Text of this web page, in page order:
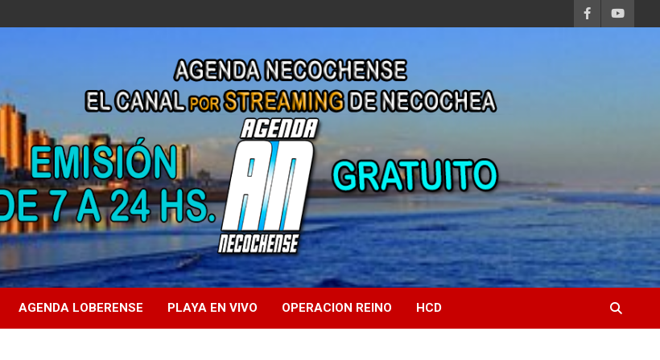
AGENDA LOBERENSE PLAYA EN VIVO OPERACION REINO HCD